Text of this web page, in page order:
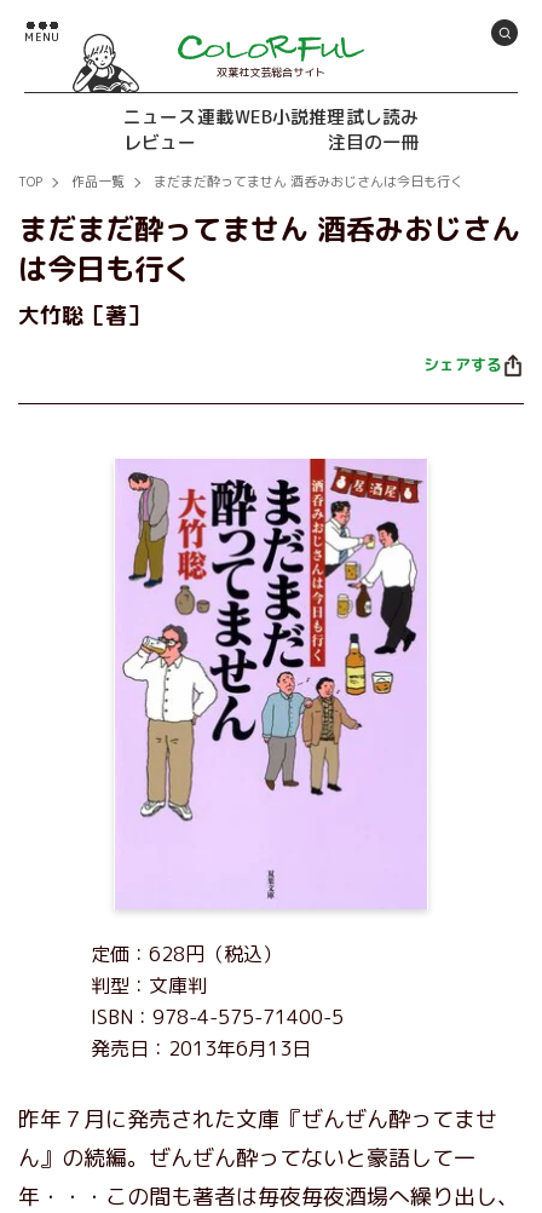
双葉社文芸総合サイト
ニュース連載WEB小説推理試し読み
レビュー
注目の一冊
TOP 作品一覧 まだまだ酔ってません 酒呑みおじさんは今日も行く
まだまだ酔ってません 酒呑みおじさん
は今日も行く
大竹聡［著］
シェアする
定価：628円（税込）
判型：文庫判
ISBN：978-4-575-71400-5
発売日：2013年6月13日
昨年７月に発売された文庫『ぜんぜん酔ってませ
ん』の続編。ぜんぜん酔ってないと豪語して一
年・・・この間も著者は毎夜毎夜酒場へ繰り出し、